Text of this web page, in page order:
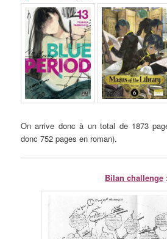
On arrive donc à un total de 1873
donc 752 pages en roman).
Bilan challenge